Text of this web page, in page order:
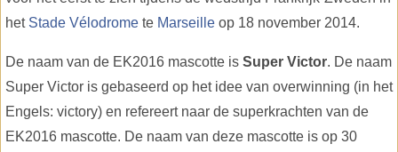
het Stade Vélodrome te Marseille op 18 november 2014.
De naam van de EK2016 mascotte is Super Victor. De naam
Super Victor is gebaseerd op het idee van overwinning (in het
Engels: victory) en refereert naar de superkrachten van de
EK2016 mascotte. De naam van deze mascotte is op 30